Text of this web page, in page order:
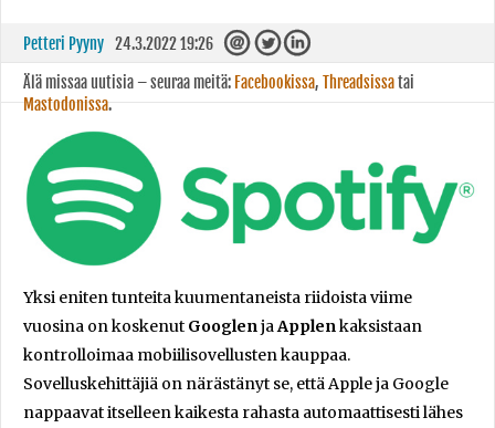
Petteri Pyyny 24.3.2022 19:26
Älä missaa uutisia – seuraa meitä: Facebookissa, Threadsissatai
Mastodonissa.
Yksi eniten tunteita kuumentaneista riidoista viime
vuosina on koskenut GooglenjaApplenkaksistaan
kontrolloimaa mobiilisovellusten kauppaa.
Sovelluskehittäjiä on närästänyt se, että Apple ja Google
nappaavat itselleen kaikesta rahasta automaattisesti lähes